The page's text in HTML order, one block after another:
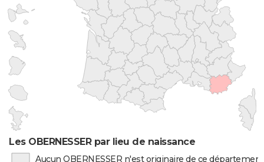
Les OBERNESSER par lieu de naissance
Aucun OBERNESSER n'est originaire de ce département